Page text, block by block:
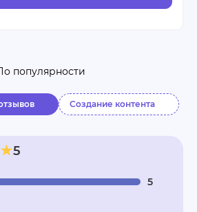
популярности
Создание контента
5
5